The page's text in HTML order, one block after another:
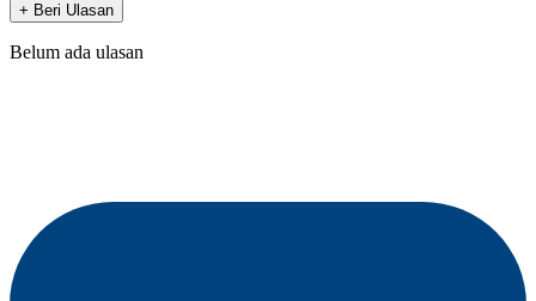
+ Beri Ulasan
Belum ada ulasan